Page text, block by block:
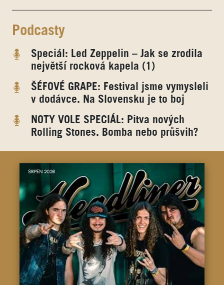
Podcasty
Speciál: Led Zeppelin – Jak se zrodila
největší rocková kapela (1)
ŠÉFOVÉ GRAPE: Festival jsme vymysleli
v dodávce. Na Slovensku je to boj
NOTY VOLE SPECIÁL: Pitva nových
Rolling Stones. Bomba nebo průšvih?